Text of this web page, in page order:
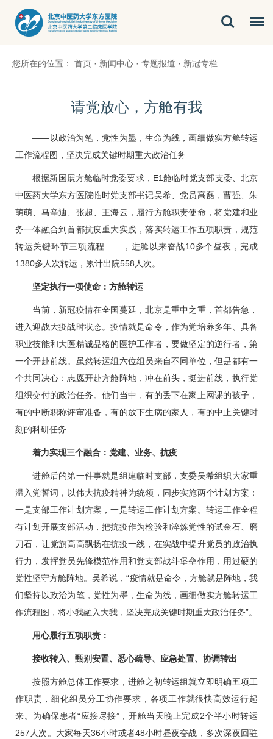
您所在的位置： 首页 · 新闻中心 · 专题报道 · 新冠专栏
请党放心，方舱有我
——以政治为笔，党性为墨，生命为线，画细做实方舱转运
工作流程图，坚决完成关键时期重大政治任务
根据新国展方舱临时党委要求，E1舱临时党支部支委、北京
中医药大学东方医院临时党支部书记吴希 、党员高磊 ，曹强、朱
萌萌、马辛迪、张超、王海云，履行方舱职责使命，将党建和业
务一体融合到首都抗疫重大实践，落实转运工作五项职责，规范
转运关键环节三项流程……，进舱以来奋战10多个昼夜，完成
1380多人次转运，累计出院558人次。
坚定执行一项使命：方舱转运
当前，新冠疫情在全国蔓延，北京是重中之重，首都告急，
进入迎战大疫战时状态。疫情就是命令，作为党培养多年、具备
职业技能和大医精诚品格的医护工作者，要做坚定的逆行者，第
一个开赴前线。虽然转运组六位组员来自不同单位，但是都有一
个共同决心：志愿开赴方舱阵地，冲在前头，挺进前线，执行党
组织交付的政治任务。他们当中，有的丢下在家上网课的孩子，
有的中断职称评审准备，有的放下生病的家人，有的中止关键时
刻的科研任务……
着力实现三个融合：党建、业务、抗疫
进舱后的第一件事就是组建临时支部，支委吴希组织大家重
温入党誓词，以伟大抗疫精神为统领，同步实施两个计划方案：
一是支部工作计划方案，一是转运工作计划方案。转运工作全程
有计划开展支部活动，把抗疫作为检验和淬炼党性的试金石、磨
刀石，让党旗高高飘扬在抗疫一线，在实战中提升党员的政治执
行力，发挥党员先锋模范作用和党支部战斗堡垒作用，用过硬的
党性坚守方舱阵地。吴希说，“疫情就是命令，方舱就是阵地，我
们坚持以政治为笔，党性为墨，生命为线，画细做实方舱转运工
作流程图，将小我融入大我，坚决完成关键时期重大政治任务”。
用心履行五项职责：
接收转入、甄别安置、悉心疏导、应急处置、协调转出
按照方舱总体工作要求，进舱之初转运组就立即明确五项工
作职责，细化组员分工协作要求，各项工作就很快高效运行起
来。为确保患者“应接尽接”，开舱当天晚上完成2个半小时转运
257人次。大家每天36小时或者48小时昼夜奋战，多次深夜回驻